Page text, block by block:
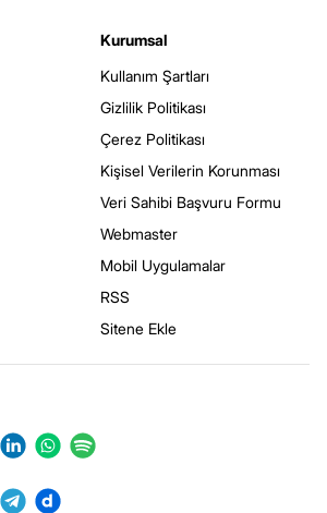
Kurumsal
Kullanım Şartları
Gizlilik Politikası
Çerez Politikası
Kişisel Verilerin Korunması
Veri Sahibi Başvuru Formu
Webmaster
Mobil Uygulamalar
RSS
Sitene Ekle